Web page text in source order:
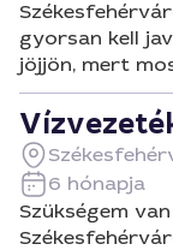
gyorsan kell
jöjjön, mert
6 hónapja
Szükségem